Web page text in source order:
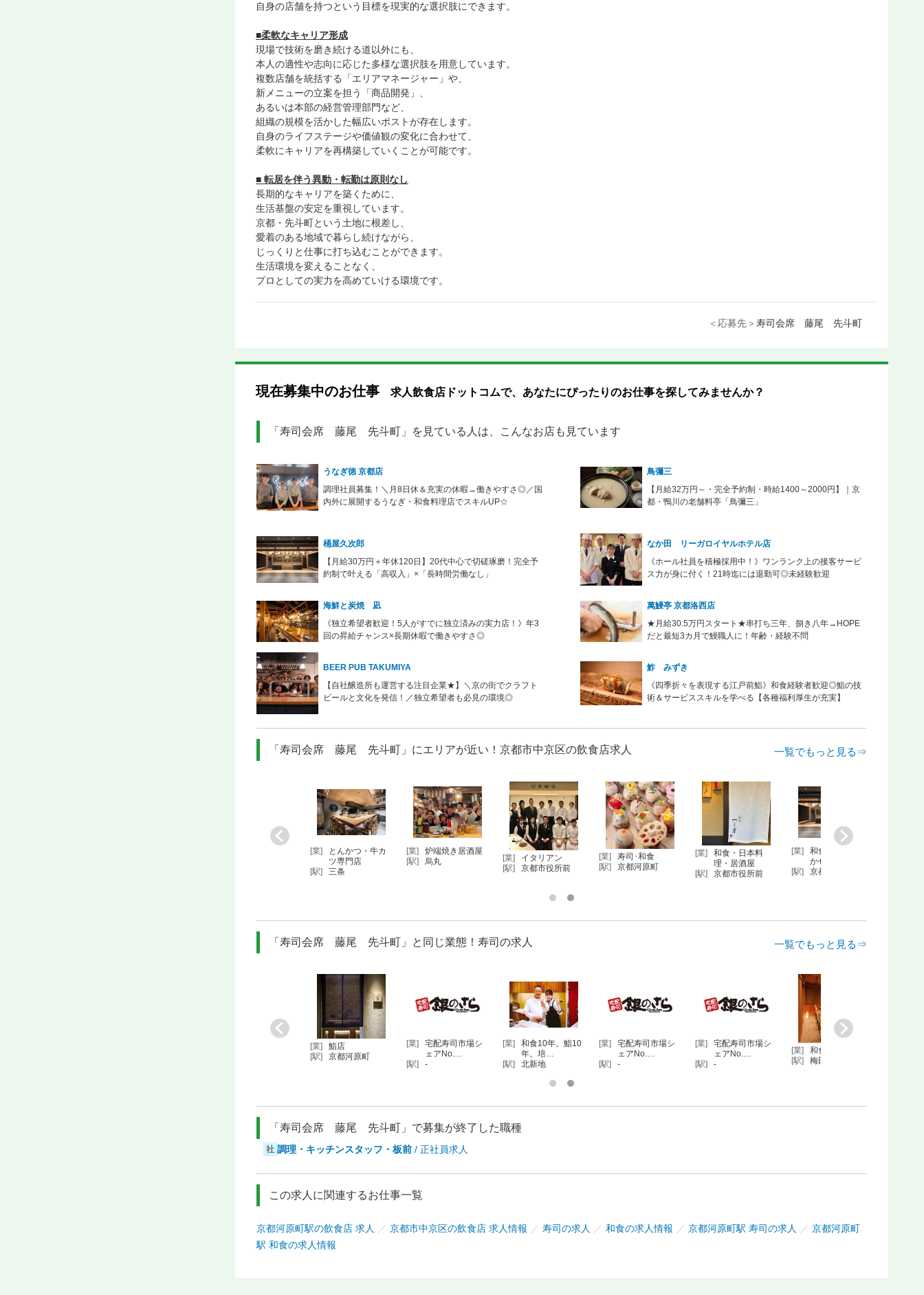
自身の店舗を持つという目標を現実的な選択肢にできます。
■柔軟なキャリア形成
現場で技術を磨き続ける道以外にも、
本人の適性や志向に応じた多様な選択肢を用意しています。
複数店舗を統括する「エリアマネージャー」や、
新メニューの立案を担う「商品開発」、
あるいは本部の経営管理部門など、
組織の規模を活かした幅広いポストが存在します。
自身のライフステージや価値観の変化に合わせて、
柔軟にキャリアを再構築していくことが可能です。
■ 転居を伴う異動・転勤は原則なし
長期的なキャリアを築くために、
生活基盤の安定を重視しています。
京都・先斗町という土地に根差し、
愛着のある地域で暮らし続けながら、
じっくりと仕事に打ち込むことができます。
生活環境を変えることなく、
プロとしての実力を高めていける環境です。
＜応募先＞ 寿司会席 藤尾 先斗町
現在募集中のお仕事 求人飲食店ドットコムで、あなたにぴったりのお仕事を探してみませんか？
「寿司会席 藤尾 先斗町」を見ている人は、こんなお店も見ています
うなぎ徳 京都店
調理社員募集！＼月8日休＆充実の休暇→働きやすさ◎／国
内外に展開するうなぎ・和食料理店でスキルUP☆
鳥彌三
【月給32万円～・完全予約制・時給1400～2000円】｜京
都・鴨川の老舗料亭「鳥彌三」
桶屋久次郎
【月給30万円＋年休120日】20代中心で切磋琢磨！完全予
約制で叶える「高収入」×「長時間労働なし」
なか田 リーガロイヤルホテル店
《ホール社員を積極採用中！》ワンランク上の接客サービ
ス力が身に付く！21時迄には退勤可◎未経験歓迎
海鮮と炭焼 凪
《独立希望者歓迎！5人がすでに独立済みの実力店！》年3
回の昇給チャンス×長期休暇で働きやすさ◎
萬鰻亭 京都洛西店
★月給30.5万円スタート★串打ち三年、捌き八年→HOPE
だと最短3カ月で鰻職人に！年齢・経験不問
BEER PUB TAKUMIYA
【自社醸造所も運営する注目企業★】＼京の街でクラフト
ビールと文化を発信！／独立希望者も必見の環境◎
鮓 みずき
《四季折々を表現する江戸前鮨》和食経験者歓迎◎鮨の技
術＆サービススキルを学べる【各種福利厚生が充実】
「寿司会席 藤尾 先斗町」にエリアが近い！京都市中京区の飲食店求人 一覧でもっと見る⇒
[業]
とんかつ・牛カ
ツ専門店
[駅]
三条
[業]
炉端焼き居酒屋
[駅]
烏丸 [業]
イタリアン
[駅]
京都市役所前
[業]
寿司･和食
[駅]
京都河原町
[業]
和食・日本料
理・居酒屋
[駅]
京都市役所前
[業]
和食・寿司おま
かせ／デザ…
[駅]
京都河原町
「寿司会席 藤尾 先斗町」と同じ業態！寿司の求人 一覧でもっと見る⇒
[業]
鮨店
[駅]
京都河原町
[業]
宅配寿司市場シ
ェアNo.…
[駅]
-
[業]
和食10年。鮨10
年。培…
[駅]
北新地
[業]
宅配寿司市場シ
ェアNo.…
[駅]
-
[業]
宅配寿司市場シ
ェアNo.…
[駅]
-
[業]
和食店
[駅]
梅田
「寿司会席 藤尾 先斗町」で募集が終了した職種
社 調理・キッチンスタッフ・板前 / 正社員求人
この求人に関連するお仕事一覧
京都河原町駅の飲食店 求人 ／ 京都市中京区の飲食店 求人情報 ／ 寿司の求人 ／ 和食の求人情報 ／ 京都河原町駅 寿司の求人 ／ 京都河原町
駅 和食の求人情報